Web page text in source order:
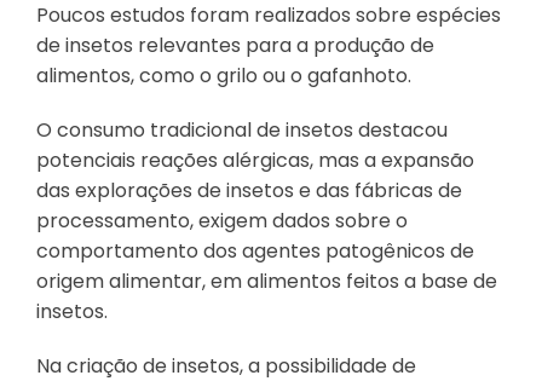
Poucos estudos foram realizados sobre espécies
de insetos relevantes para a produção de
alimentos, como o grilo ou o gafanhoto.
O consumo tradicional de insetos destacou
potenciais reações alérgicas, mas a expansão
das explorações de insetos e das fábricas de
processamento, exigem dados sobre o
comportamento dos agentes patogênicos de
origem alimentar, em alimentos feitos a base de
insetos.
Na criação de insetos, a possibilidade de